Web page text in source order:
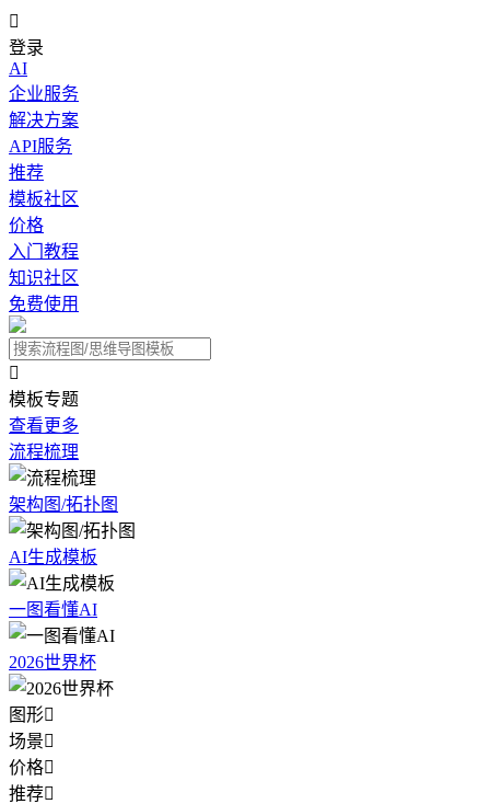

登录
AI
企业服务
解决方案
API服务
推荐
模板社区
价格
入门教程
知识社区
免费使用

模板专题
查看更多
流程梳理
架构图/拓扑图
AI生成模板
一图看懂AI
2026世界杯
图形
场景
价格
推荐